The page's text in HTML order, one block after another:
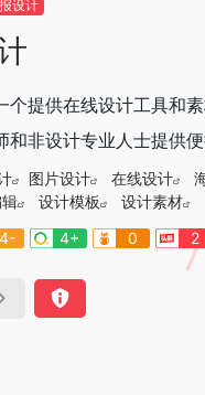
设计
个提供在线设计工具和
和非设计专业人士提供便
图片设计 在线设计
设计模板
设计素材
4- 4+ 0 2